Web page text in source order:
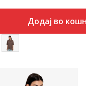
Додај во